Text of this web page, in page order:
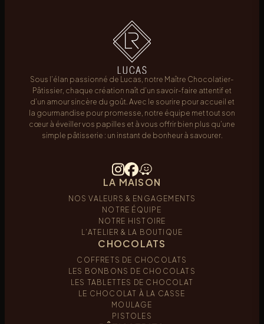
Sous l’élan passionné de Lucas, notre Maître Chocolatier-
Pâtissier, chaque création naît d’un savoir-faire attentif et
d’un amour sincère du goût. Avec le sourire pour accueil et
la gourmandise pour promesse, notre équipe met tout son
cœur à éveiller vos papilles et à vous offrir bien plus qu’une
simple pâtisserie : un instant de bonheur à savourer.
LA MAISON
NOS VALEURS & ENGAGEMENTS
NOTRE ÉQUIPE
NOTRE HISTOIRE
L’ATELIER & LA BOUTIQUE
CHOCOLATS
COFFRETS DE CHOCOLATS
LES BONBONS DE CHOCOLATS
LES TABLETTES DE CHOCOLAT
LE CHOCOLAT À LA CASSE
MOULAGE
PISTOLES